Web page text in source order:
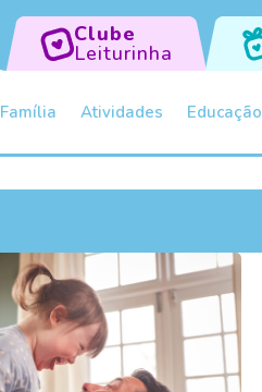
Clube
Leiturinha
Família Atividades Educação